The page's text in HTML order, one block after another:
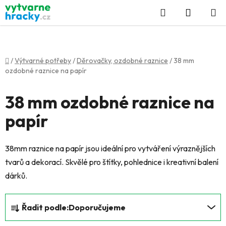
Přejít
na
obsah
Hledat
KOŠÍK
Domů
/Výtvarné potřeby/Děrovačky, ozdobné raznice /38 mm
ozdobné raznice na papír
38 mm ozdobné raznice na
papír
38mm raznice na papír jsou ideální pro vytváření výraznějších
tvarů a dekorací. Skvělé pro štítky, pohlednice i kreativní balení
dárků.
a
Řadit podle:Doporučujeme